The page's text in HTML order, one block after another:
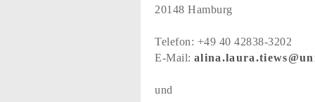
20148 Hamburg
Telefon: +49 40 42838-3202
E-Mail:
und